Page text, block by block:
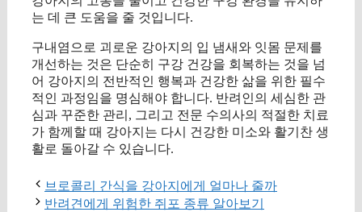
는 데 큰 도움을 줄 것입니다.
구내염으로 괴로운 강아지의 입 냄새와 잇몸 문제를
개선하는 것은 단순히 구강 건강을 회복하는 것을 넘
어 강아지의 전반적인 행복과 건강한 삶을 위한 필수
적인 과정임을 명심해야 합니다. 반려인의 세심한 관
심과 꾸준한 관리, 그리고 전문 수의사의 적절한 치료
가 함께할 때 강아지는 다시 건강한 미소와 활기찬 생
활로 돌아갈 수 있습니다.
브로콜리 간식을 강아지에게 얼마나 줄까
반려견에게 위험한 쥐포 종류 알아보기